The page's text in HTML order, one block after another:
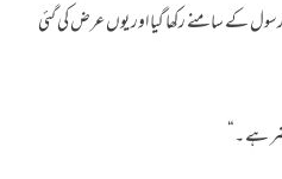
کے سامنے رکھا گیا اور یوں عرض کی گئی
ہے ۔“